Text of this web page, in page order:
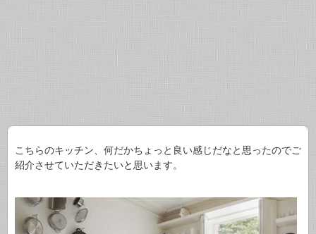
こちらのキッチン、何だかちょっと良い感じだなと思ったのでご
紹介させていただきたいと思います。